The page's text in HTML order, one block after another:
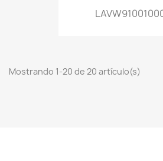
Mostrando 1-20 de 20 artículo(s)